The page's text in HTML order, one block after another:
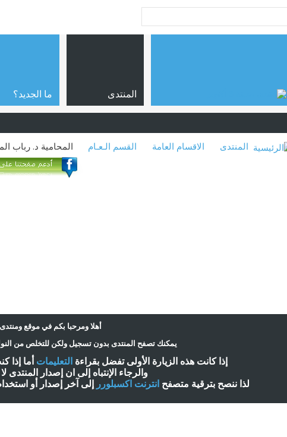
المنتدى ما الجديد؟
المنتدى الاقسام العامة القسم الـعـام المحامية د. رباب
أهلا ومرحبا بكم في موقع
يمكنك تصفح المنتدى بدون تسجيل ولكن للتخلص من
إذا كانت هذه الزيارة الأولى تفضل بقراءة التعليمات ما إذا
والرجاء الإنتباه إلى ان إصدار المنتدى لا
لذا ننصح بترقية متصفح انترنت اكسبلورر إلى آخر إصدار أو